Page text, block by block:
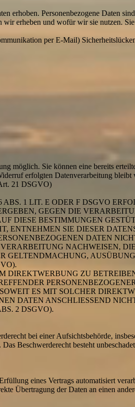
erhoben. Personenbezogene Daten
erheben und wofür wir sie nutzen.
per E-Mail)
möglich. Sie können eine bereits
erfolgten Datenverarbeitung
21 DSGVO)
1 LIT. E ODER F DSGVO
GEGEN DIE
DIESE BESTIMMUNGEN
ENTNEHMEN SIE DIESER
DATEN
NACHWEISEN,
GELTENDMACHUNG,
DIREKTWERBUNG ZU
ES MIT SOLCHER
DATEN ANSCHLIESSEND
2 DSGVO).
bei einer Aufsichtsbehörde,
Beschwerderecht besteht
eines Vertrags automatisiert
Übertragung der Daten an einen